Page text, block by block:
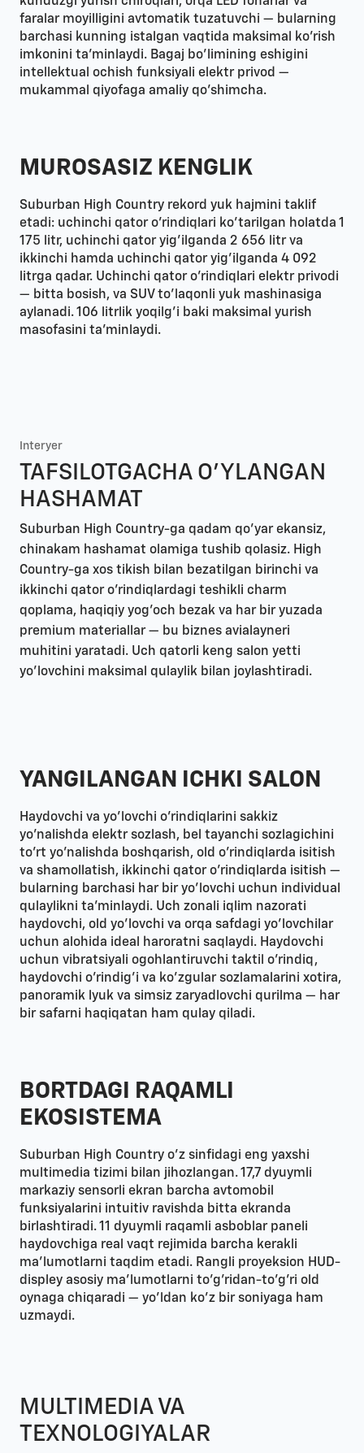
faralar moyilligini avtomatik tuzatuvchi — bularning
barchasi kunning istalgan vaqtida maksimal ko'rish
imkonini ta'minlaydi. Bagaj bo'limining eshigini
intellektual ochish funksiyali elektr privod —
mukammal qiyofaga amaliy qo'shimcha.
MUROSASIZ KENGLIK
Suburban High Country rekord yuk hajmini taklif
etadi: uchinchi qator o'rindiqlari ko'tarilgan holatda 1
175 litr, uchinchi qator yig'ilganda 2 656 litr va
ikkinchi hamda uchinchi qator yig'ilganda 4 092
litrga qadar. Uchinchi qator o'rindiqlari elektr privodi
— bitta bosish, va SUV to'laqonli yuk mashinasiga
aylanadi. 106 litrlik yoqilg'i baki maksimal yurish
masofasini ta'minlaydi.
Interyer
TAFSILOTGACHA O'YLANGAN
HASHAMAT
Suburban High Country-ga qadam qo'yar ekansiz,
chinakam hashamat olamiga tushib qolasiz. High
Country-ga xos tikish bilan bezatilgan birinchi va
ikkinchi qator o'rindiqlardagi teshikli charm
qoplama, haqiqiy yog'och bezak va har bir yuzada
premium materiallar — bu biznes avialayneri
muhitini yaratadi. Uch qatorli keng salon yetti
yo'lovchini maksimal qulaylik bilan joylashtiradi.
YANGILANGAN ICHKI SALON
Haydovchi va yo'lovchi o'rindiqlarini sakkiz
yo'nalishda elektr sozlash, bel tayanchi sozlagichini
to'rt yo'nalishda boshqarish, old o'rindiqlarda isitish
va shamollatish, ikkinchi qator o'rindiqlarda isitish —
bularning barchasi har bir yo'lovchi uchun individual
qulaylikni ta'minlaydi. Uch zonali iqlim nazorati
haydovchi, old yo'lovchi va orqa safdagi yo'lovchilar
uchun alohida ideal haroratni saqlaydi. Haydovchi
uchun vibratsiyali ogohlantiruvchi taktil o'rindiq,
haydovchi o'rindig'i va ko'zgular sozlamalarini xotira,
panoramik lyuk va simsiz zaryadlovchi qurilma — har
bir safarni haqiqatan ham qulay qiladi.
BORTDAGI RAQAMLI
EKOSISTEMA
Suburban High Country o'z sinfidagi eng yaxshi
multimedia tizimi bilan jihozlangan. 17,7 dyuymli
markaziy sensorli ekran barcha avtomobil
funksiyalarini intuitiv ravishda bitta ekranda
birlashtiradi. 11 dyuymli raqamli asboblar paneli
haydovchiga real vaqt rejimida barcha kerakli
ma'lumotlarni taqdim etadi. Rangli proyeksion HUD-
displey asosiy ma'lumotlarni to'g'ridan-to'g'ri old
oynaga chiqaradi — yo'ldan ko'z bir soniyaga ham
uzmaydi.
MULTIMEDIA VA
TEXNOLOGIYALAR